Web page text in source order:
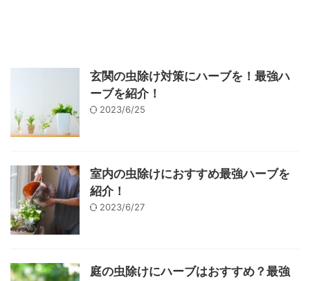
玄関の虫除け対策にハーブを！最強ハ
ーブを紹介！
2023/6/25
室内の虫除けにおすすめ最強ハーブを
紹介！
2023/6/27
庭の虫除けにハーブはおすすめ？最強